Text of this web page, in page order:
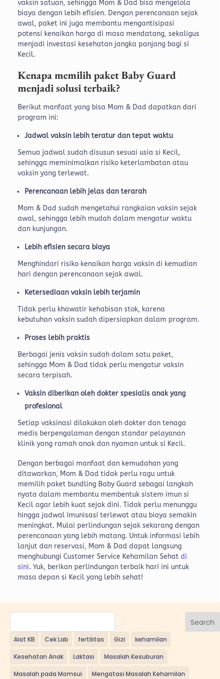
vaksin satuan, sehingga Mom & Dad bisa mengelola
biaya dengan lebih efisien. Dengan perencanaan sejak
awal, paket ini juga membantu mengantisipasi
potensi kenaikan harga di masa mendatang, sekaligus
menjadi investasi kesehatan jangka panjang bagi si
Kecil.
Kenapa memilih paket Baby Guard
menjadi solusi terbaik?
Berikut manfaat yang bisa Mom & Dad dapatkan dari
program ini:
Jadwal vaksin lebih teratur dan tepat waktu
Semua jadwal sudah disusun sesuai usia si Kecil,
sehingga meminimalkan risiko keterlambatan atau
vaksin yang terlewat.
Perencanaan lebih jelas dan terarah
Mom & Dad sudah mengetahui rangkaian vaksin sejak
awal, sehingga lebih mudah dalam mengatur waktu
dan kunjungan.
Lebih efisien secara biaya
Menghindari risiko kenaikan harga vaksin di kemudian
hari dengan perencanaan sejak awal.
Ketersediaan vaksin lebih terjamin
Tidak perlu khawatir kehabisan stok, karena
kebutuhan vaksin sudah dipersiapkan dalam program.
Proses lebih praktis
Berbagai jenis vaksin sudah dalam satu paket,
sehingga Mom & Dad tidak perlu mengatur vaksin
secara terpisah.
Vaksin diberikan oleh dokter spesialis anak yang
profesional
Setiap vaksinasi dilakukan oleh dokter dan tenaga
medis berpengalaman dengan standar pelayanan
klinik yang ramah anak dan nyaman untuk si Kecil.
Dengan berbagai manfaat dan kemudahan yang
ditawarkan, Mom & Dad tidak perlu ragu untuk
memilih paket bundling Baby Guard sebagai langkah
nyata dalam membantu membentuk sistem imun si
Kecil agar lebih kuat sejak dini. Tidak perlu menunggu
hingga jadwal imunisasi terlewat atau biaya semakin
meningkat. Mulai perlindungan sejak sekarang dengan
perencanaan yang lebih matang. Untuk informasi lebih
lanjut dan reservasi, Mom & Dad dapat langsung
menghubungi Customer Service Kehamilan Sehat di
sini. Yuk, berikan perlindungan terbaik hari ini untuk
masa depan si Kecil yang lebih sehat!
Search
Alat KB Cek Lab fertilitas Gizi kehamilan
Kesehatan Anak Laktasi Masalah Kesuburan
Masalah pada Momsui Mengatasi Masalah Kehamilan